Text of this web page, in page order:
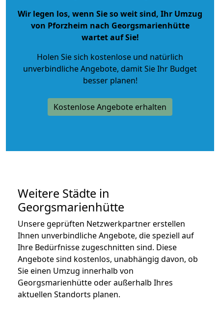
Wir legen los, wenn Sie so weit sind, Ihr Umzug
von Pforzheim nach Georgsmarienhütte
wartet auf Sie!
Holen Sie sich kostenlose und natürlich
unverbindliche Angebote, damit Sie Ihr Budget
besser planen!
Kostenlose Angebote erhalten
Weitere Städte in
Georgsmarienhütte
Unsere geprüften Netzwerkpartner erstellen
Ihnen unverbindliche Angebote, die speziell auf
Ihre Bedürfnisse zugeschnitten sind. Diese
Angebote sind kostenlos, unabhängig davon, ob
Sie einen Umzug innerhalb von
Georgsmarienhütte oder außerhalb Ihres
aktuellen Standorts planen.